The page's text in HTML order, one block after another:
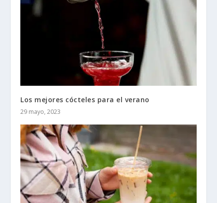
Los mejores cócteles para el verano
29 mayo, 2023